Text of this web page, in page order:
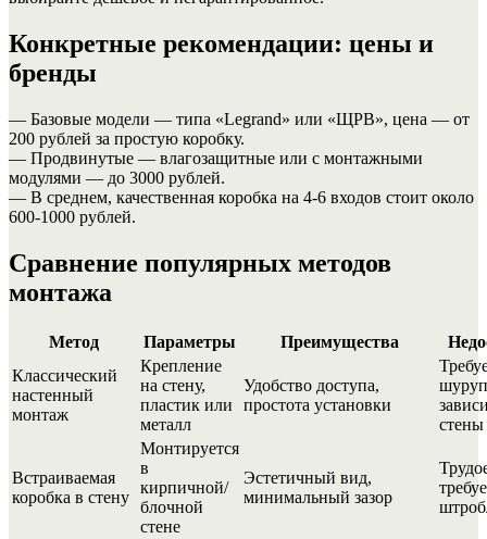
Конкретные рекомендации: цены и
бренды
— Базовые модели — типа «Legrand» или «ЩРВ», цена — от
200 рублей за простую коробку.
— Продвинутые — влагозащитные или с монтажными
модулями — до 3000 рублей.
— В среднем, качественная коробка на 4-6 входов стоит около
600-1000 рублей.
Сравнение популярных методов
монтажа
Метод Параметры Преимущества
Классический
настенный
монтаж
Крепление
на стену,
пластик или
металл
Удобство доступа,
простота установки
стены
Встраиваемая
коробка в стену
Монтируется
в
кирпичной/
блочной
стене
Эстетичный вид,
минимальный зазор